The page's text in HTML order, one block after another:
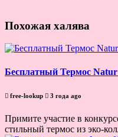
Похожая халява
Бесплатный Термос
free-lookup 3 года ago
Примите участие в
стильный термос из эко-